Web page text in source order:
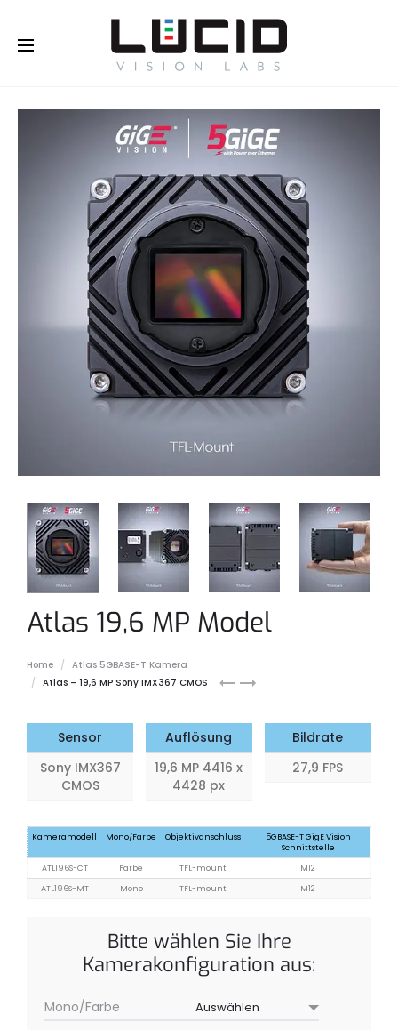
Atlas 19,6 MP Model
Home
Atlas 5GBASE-T Kamera
Atlas – 19,6 MP Sony IMX367 CMOS
Atlas
Sensor
Sony IMX367
CMOS
Auflösung
19,6 MP 4416 x
4428 px
Bildrate
27,9 FPS
Kameramodell Mono/Farbe Objektivanschluss
5GBASE-T GigE Vision
Schnittstelle
ATL196S-CT
Farbe TFL-mount
M12
ATL196S-MT
Mono TFL-mount M12
Bitte wählen Sie Ihre
Kamerakonfiguration aus:
Mono/Farbe